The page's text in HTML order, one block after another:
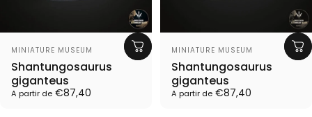
Proveedor:
MINIATURE MUSEUM
Shantungosaurus
giganteus
A partir de €87,40
Proveedor:
MINIATURE MUSEUM
Shantungosaurus
giganteus
A partir de €87,40